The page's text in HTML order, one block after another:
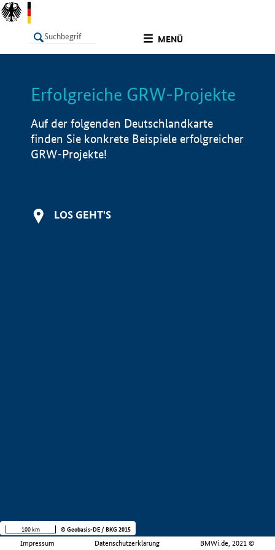
MENÜ
LISTE Info
Erfolgreiche GRW-Projekte
Auf der folgenden Deutschlandkarte
finden Sie konkrete Beispiele erfolgreicher
GRW-Projekte!
LOS GEHT'S
Impressum Datenschutzerklärung BMWi.de, 2021 ©
100 km © Geobasis-DE / BKG 2015